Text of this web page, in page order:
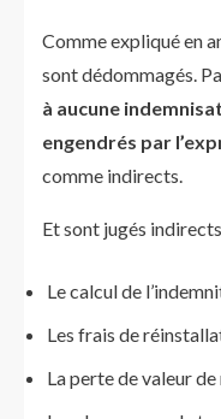
Comme expliqué en
sont dédommagés.
à aucune
engendrés par
comme indirects.
Et sont jugés
Le calcul de
Les frais de
La perte de valeur de